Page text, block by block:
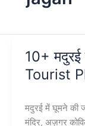
10+
Tourist
मदुरई में घूमने की
मंदिर, अज़गर